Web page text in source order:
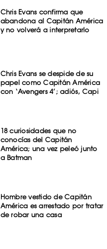
Chris Evans confirma que
abandona al Capitán América
y no volverá a interpretarlo
Chris Evans se despide de su
papel como Capitán América
con ‘Avengers 4’; adiós, Capi
18 curiosidades que no
conocías del Capitán
América; una vez peleó junto
a Batman
Hombre vestido de Capitán
América es arrestado por tratar
de robar una casa